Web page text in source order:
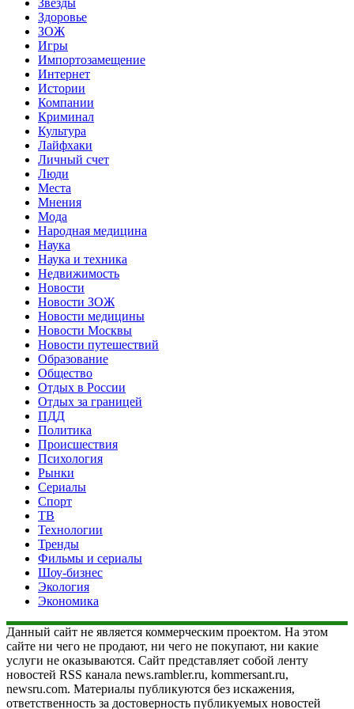
Звёзды
Здоровье
ЗОЖ
Игры
Импортозамещение
Интернет
Истории
Компании
Криминал
Культура
Лайфхаки
Личный счет
Люди
Места
Мнения
Мода
Народная медицина
Наука
Наука и техника
Недвижимость
Новости
Новости ЗОЖ
Новости медицины
Новости Москвы
Новости путешествий
Образование
Общество
Отдых в России
Отдых за границей
ПДД
Политика
Происшествия
Психология
Рынки
Сериалы
Спорт
ТВ
Технологии
Тренды
Фильмы и сериалы
Шоу-бизнес
Экология
Экономика
Данный сайт не является коммерческим проектом. На этом
сайте ни чего не продают, ни чего не покупают, ни какие
услуги не оказываются. Сайт представляет собой ленту
новостей RSS канала news.rambler.ru, kommersant.ru,
newsru.com. Материалы публикуются без искажения,
ответственность за достоверность публикуемых новостей